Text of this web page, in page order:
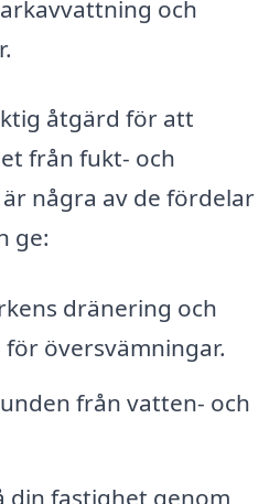
och
åtgärd för att
från fukt- och
några av de fördelar
ge:
dränering och
översvämningar.
från vatten- och
din fastighet genom